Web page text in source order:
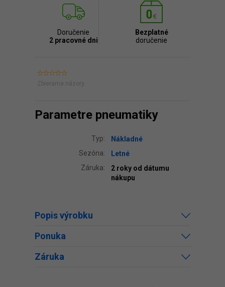
Doručenie
2 pracovné dni
Bezplatné
doručenie
Zbierame názory.
Parametre pneumatiky
Typ:
Nákladné
Sezóna:
Letné
Záruka:
2 roky od dátumu
nákupu
Popis výrobku
Ponuka
Záruka